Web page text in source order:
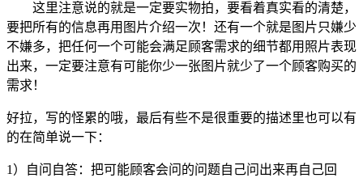
这里注意说的就是一定要实物拍，要看着真实看的清楚，
要把所有的信息再用图片介绍一次！还有一个就是图片只嫌少
不嫌多，把任何一个可能会满足顾客需求的细节都用照片表现
出来，一定要注意有可能你少一张图片就少了一个顾客购买的
需求！
好拉，写的怪累的哦，最后有些不是很重要的描述里也可以有
的在简单说一下：
1）自问自答：把可能顾客会问的问题自己问出来再自己回